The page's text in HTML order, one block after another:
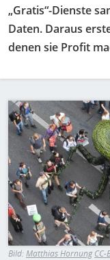
„Gratis“-Dienste
Daten. Daraus
denen sie Profit
Bild
Bild:Matthias Hornung CC-